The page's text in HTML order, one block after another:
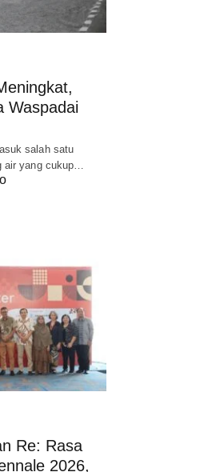
Waspadai
salah satu
air yang cukup…
Re: Rasa
2026,